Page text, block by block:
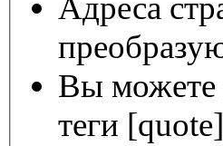
Вы можете
теги